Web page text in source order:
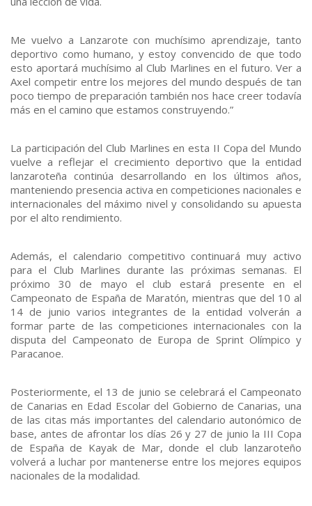
Me vuelvo a Lanzarote con muchísimo aprendizaje, tanto
deportivo como humano, y estoy convencido de que todo
esto aportará muchísimo al Club Marlines en el futuro. Ver a
Axel competir entre los mejores del mundo después de tan
poco tiempo de preparación también nos hace creer todavía
más en el camino que estamos construyendo.”
La participación del Club Marlines en esta II Copa del Mundo
vuelve a reflejar el crecimiento deportivo que la entidad
lanzaroteña continúa desarrollando en los últimos años,
manteniendo presencia activa en competiciones nacionales e
internacionales del máximo nivel y consolidando su apuesta
por el alto rendimiento.
Además, el calendario competitivo continuará muy activo
para el Club Marlines durante las próximas semanas. El
próximo 30 de mayo el club estará presente en el
Campeonato de España de Maratón, mientras que del 10 al
14 de junio varios integrantes de la entidad volverán a
formar parte de las competiciones internacionales con la
disputa del Campeonato de Europa de Sprint Olímpico y
Paracanoe.
Posteriormente, el 13 de junio se celebrará el Campeonato
de Canarias en Edad Escolar del Gobierno de Canarias, una
de las citas más importantes del calendario autonómico de
base, antes de afrontar los días 26 y 27 de junio la III Copa
de España de Kayak de Mar, donde el club lanzaroteño
volverá a luchar por mantenerse entre los mejores equipos
nacionales de la modalidad.